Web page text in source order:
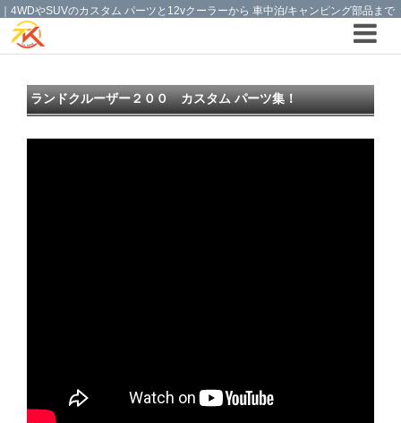
｜4WDやSUVのカスタム パーツと12vクーラーから 車中泊/キャンピング部品まで
ご提案の T.K TECH 埼玉
ランドクルーザー２００ カスタム パーツ集！